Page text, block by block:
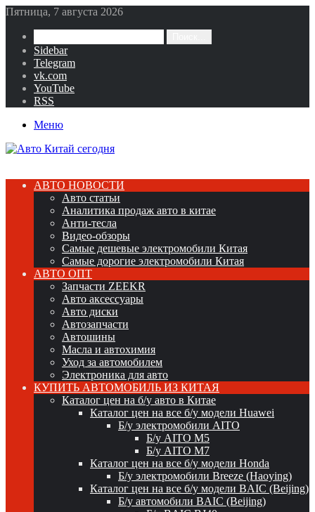
Пятница, 7 августа 2026
Sidebar
Telegram
vk.com
YouTube
RSS
Меню
АВТО НОВОСТИ
Авто статьи
Аналитика продаж авто в китае
Анти-тесла
Видео-обзоры
Самые дешевые электромобили Китая
Самые дорогие электромобили Китая
АВТО ОПТ
Запчасти ZEEKR
Авто аксессуары
Авто диски
Автозапчасти
Автошины
Масла и автохимия
Уход за автомобилем
Электроника для авто
КУПИТЬ АВТОМОБИЛЬ ИЗ КИТАЯ
Каталог цен на б/у авто в Китае
Каталог цен на все б/у модели Huawei
Б/у электромобили AITO
Б/у AITO M5
Б/у AITO M7
Каталог цен на все б/у модели Honda
Б/у электромобили Breeze (Haoying)
Каталог цен на все б/у модели BAIC (Beijing)
Б/у автомобили BAIC (Beijing)